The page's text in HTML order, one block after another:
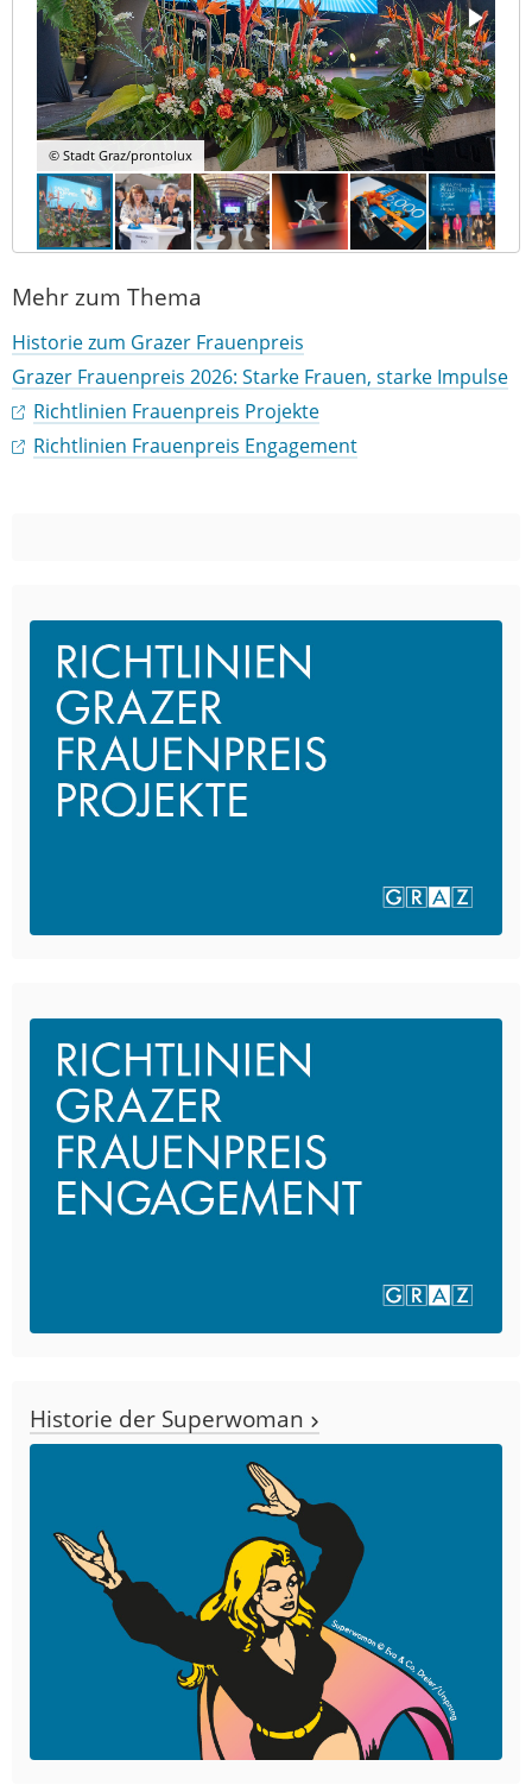
© Stadt Graz/prontolux
Mehr zum Thema
Historie zum Grazer Frauenpreis
Grazer Frauenpreis 2026: Starke Frauen, starke Impulse
Richtlinien Frauenpreis Projekte
Richtlinien Frauenpreis Engagement
Historie der Superwoman